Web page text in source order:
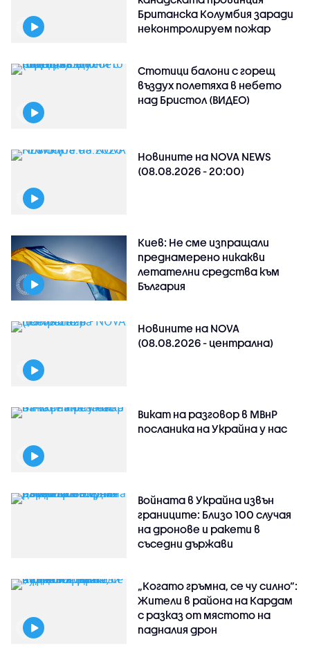
Британска Колумбия заради
неконтролируем пожар
Стотици балони с горещ
въздух полетяха в небето
над Бристол (ВИДЕО)
Новините на NOVA NEWS
(08.08.2026 - 20:00)
Киев: Не сме изпращали
преднамерено никакви
летателни средства към
България
Новините на NOVA
(08.08.2026 - централна)
Викат на разговор в МВнР
посланика на Украйна у нас
Войната в Украйна извън
границите: Близо 100 случая
на дронове и ракети в
съседни държави
„Когато гръмна, се чу силно“:
Жители в района на Кардам
с разказ от мястото на
падналия дрон